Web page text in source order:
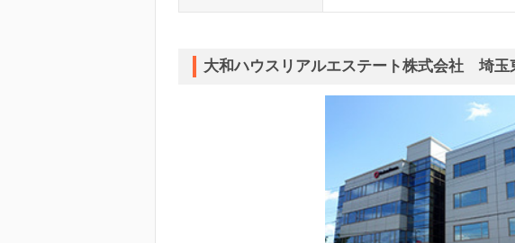
大和ハウスリアルエステート株式会社 埼玉